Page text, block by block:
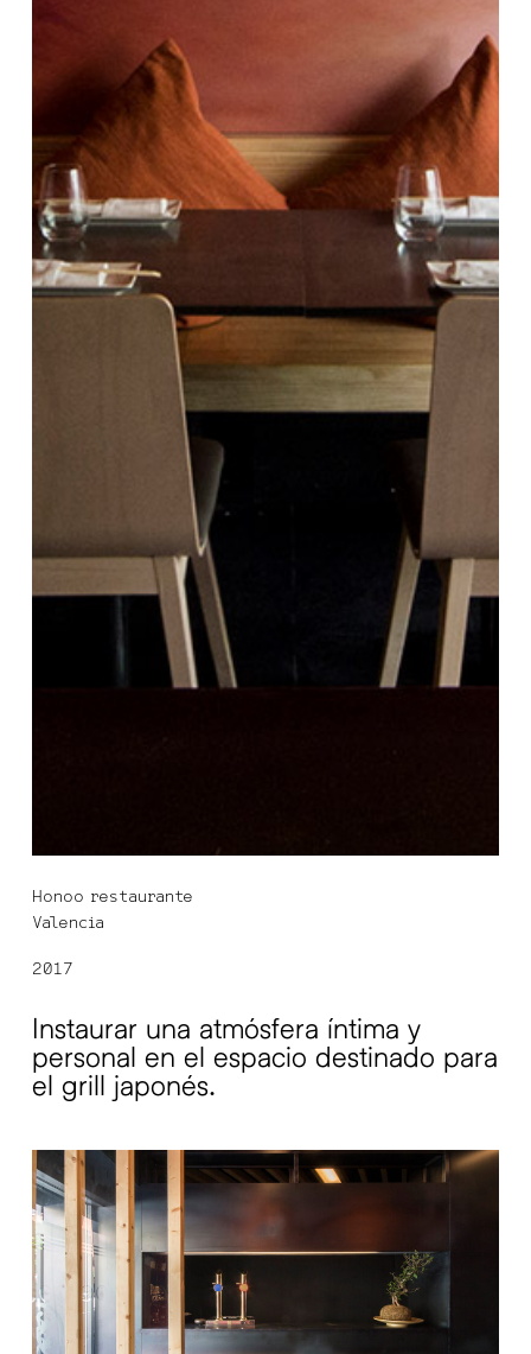
Honoo restaurante
Valencia
2017
Instaurar una atmósfera íntima y
personal en el espacio destinado para
el grill japonés.